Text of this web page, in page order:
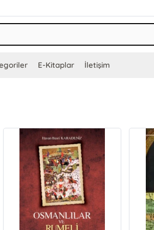
E-Kitaplar İletişim